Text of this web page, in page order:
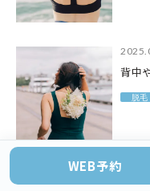
背中
脱毛
WEB予約